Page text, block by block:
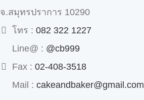
จ.สมุทรปราการ 10290
โทร : 082 322 1227
Line@ : @cb999
Fax : 02-408-3518
Mail : cakeandbaker@gmail.com